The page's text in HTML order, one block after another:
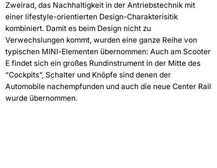
Zweirad, das Nachhaltigkeit in der Antriebstechnik mit
einer lifestyle-orientierten Design-Charakterisitik
kombiniert. Damit es beim Design nicht zu
Verwechslungen kommt, wurden eine ganze Reihe von
typischen MINI-Elementen übernommen: Auch am Scooter
E findet sich ein großes Rundinstrument in der Mitte des
“Cockpits”, Schalter und Knöpfe sind denen der
Automobile nachempfunden und auch die neue Center Rail
wurde übernommen.